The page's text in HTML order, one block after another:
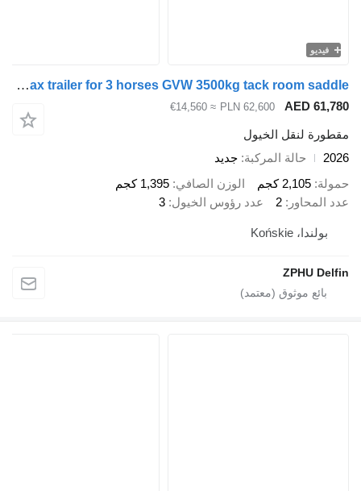
Cheval Liberté Maxi 3 Minimax trailer for 3 horses GVW 3500kg tack room saddle
AED
PLN 62,600
≈ €14,560
لنقل الخيول
حالة المركبة جديد
2,105 كجم الوزن الصافي 1,395 كجم
2 عدد رؤوس الخيول 3
ZPHU